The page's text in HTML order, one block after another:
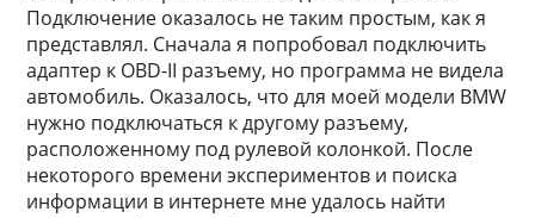
Подключение оказалось не таким простым, как я
представлял. Сначала я попробовал подключить
адаптер к OBD-II разъему, но программа не видела
автомобиль. Оказалось, что для моей модели BMW
нужно подключаться к другому разъему,
расположенному под рулевой колонкой. После
некоторого времени экспериментов и поиска
информации в интернете мне удалось найти